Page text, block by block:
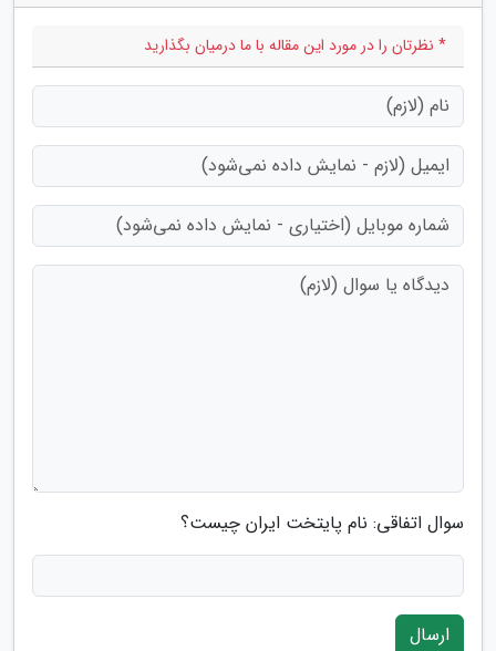
* نظرتان را در مورد این مقاله با ما درمیان بگذارید
سوال اتفاقی: نام پایتخت ایران چیست؟
ارسال